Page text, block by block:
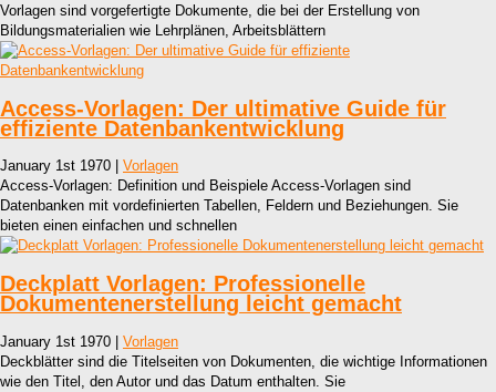
Vorlagen sind vorgefertigte Dokumente, die bei der Erstellung von
Bildungsmaterialien wie Lehrplänen, Arbeitsblättern
Access-Vorlagen: Der ultimative Guide für
effiziente Datenbankentwicklung
January 1st 1970 | Vorlagen
Access-Vorlagen: Definition und Beispiele Access-Vorlagen sind
Datenbanken mit vordefinierten Tabellen, Feldern und Beziehungen. Sie
bieten einen einfachen und schnellen
Deckplatt Vorlagen: Professionelle
Dokumentenerstellung leicht gemacht
January 1st 1970 | Vorlagen
Deckblätter sind die Titelseiten von Dokumenten, die wichtige Informationen
wie den Titel, den Autor und das Datum enthalten. Sie